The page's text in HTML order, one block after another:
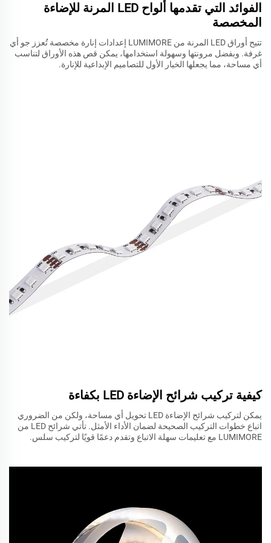
الفوائد التي تقدمها ألواح LED المرنة للإضاءة
المخصصة
تتيح أوراق LED المرنة من LUMIMORE إعدادات إنارة مخصصة تُعزز جو أي
غرفة. وبفضل مرونتها وسهولة استخدامها، يمكن قص هذه الأوراق لتناسب
أي مساحة، مما يجعلها الخيار الأول للتصاميم الإبداعية للإنارة.
كيفية تركيب شرائح الإضاءة LED بكفاءة
يمكن لتركيب شرائح الإضاءة LED تحويل أي مساحة، ولكن من الضروري
اتباع خطوات التركيب الصحيحة لضمان الأداء الأمثل. تأتي شرائح LED من
LUMIMORE مع تعليمات سهلة الاتباع وتقدم دعمًا قويًا لتركيب سلس.